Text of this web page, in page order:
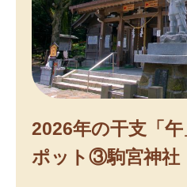
2026年の干支「
ポット③駒宮神社